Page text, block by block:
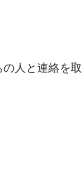
人と連絡を